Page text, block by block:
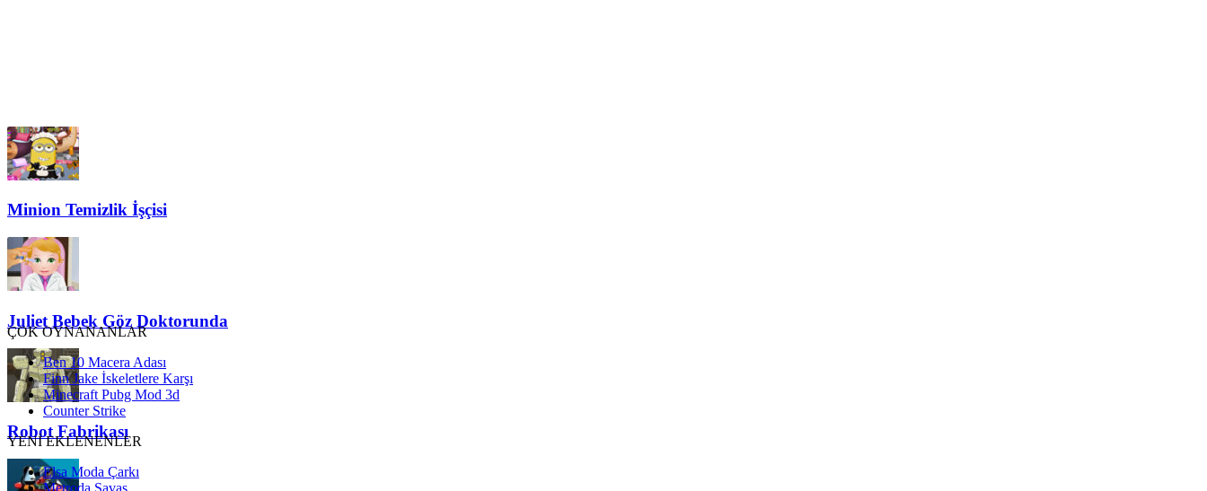
Minion Temizlik İşçisi
Juliet Bebek Göz Doktorunda
Robot Fabrikası
ÇOK OYNANANLAR
Ben 10 Macera Adası
Finn Jake İskeletlere Karşı
Minecraft Pubg Mod 3d
Counter Strike
YENİ EKLENENLER
Elsa Moda Çarkı
Metroda Savaş